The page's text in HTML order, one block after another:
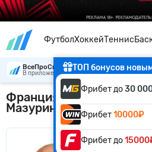
ФутболХоккейТеннис
ТОП бонусов
Фрибет до30
Фрибет10000₽
Фрибет до
ВсеПроСпорт
В приложении удобнее
Франция — Марокко:
Мазурина
Виталий